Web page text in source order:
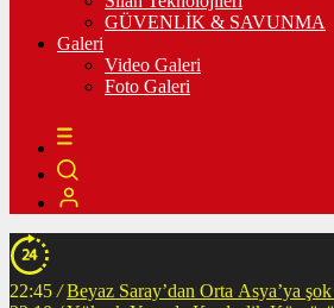
GÜVENLİK & SAVUNMA
Galeri
Video Galeri
Foto Galeri
22:45 / Beyaz Saray’dan Orta Asya’ya